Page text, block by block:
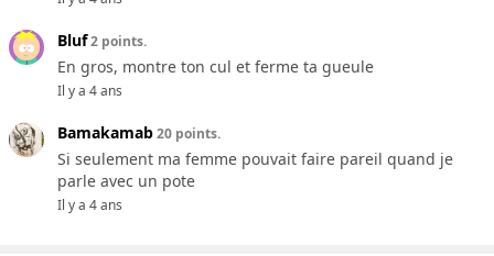
Bluf2 points.
En gros, montre ton cul et ferme ta gueule
Il y a 4 ans
Bamakamab20 points.
Si seulement ma femme pouvait faire pareil quand je
parle avec un pote
Il y a 4 ans